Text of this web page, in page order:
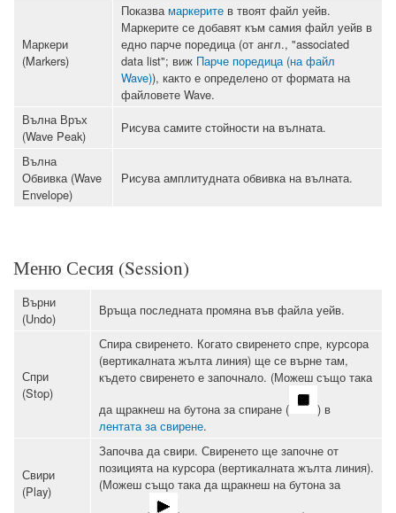
Маркери
(Markers)
Показва маркерите в твоят файл уейв.
Маркерите се добавят към самия файл уейв в
едно парче поредица (от англ., "associated
data list"; виж Парче поредица (на файл
Wave)), както е определено от формата на
файловете Wave.
Вълна Връх
(Wave Peak)
Рисува самите стойности на вълната.
Вълна
Обвивка (Wave
Envelope)
Рисува амплитудната обвивка на вълната.
Меню Сесия (Session)
Върни
(Undo)
Връща последната промяна във файла уейв.
Спри
(Stop)
Спира свиренето. Когато свиренето спре, курсора
(вертикалната жълта линия) ще се върне там,
където свиренето е започнало. (Можеш също така
да щракнеш на бутона за спиране (
) в
лентата за свирене.
Свири
(Play)
Започва да свири. Свиренето ще започне от
позицията на курсора (вертикалната жълта линия).
(Можеш също така да щракнеш на бутона за